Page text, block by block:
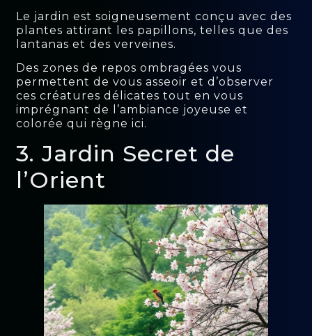
Le jardin est soigneusement conçu avec des
plantes attirant les papillons, telles que des
lantanas et des verveines.
Des zones de repos ombragées vous
permettent de vous asseoir et d’observer
ces créatures délicates tout en vous
imprégnant de l’ambiance joyeuse et
colorée qui règne ici.
3. Jardin Secret de
l’Orient